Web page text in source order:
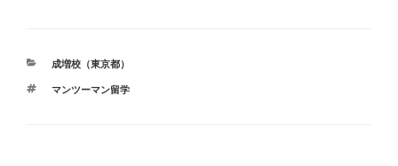
カ
ゴ
成増校（東京都）
タ
マンツーマン留学